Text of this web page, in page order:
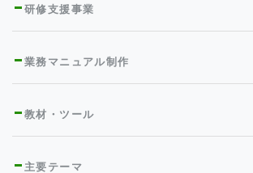
研修支援事業
業務マニュアル制作
教材・ツール
主要テーマ